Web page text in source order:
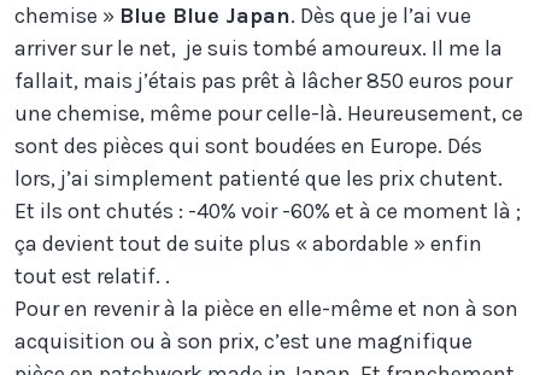
chemise » Blue Blue Japan. Dès que je l’ai vue
arriver sur le net, je suis tombé amoureux. Il me la
fallait, mais j’étais pas prêt à lâcher 850 euros pour
une chemise, même pour celle-là. Heureusement, ce
sont des pièces qui sont boudées en Europe. Dés
lors, j’ai simplement patienté que les prix chutent.
Et ils ont chutés : -40% voir -60% et à ce moment là ;
ça devient tout de suite plus « abordable » enfin
tout est relatif. .
Pour en revenir à la pièce en elle-même et non à son
acquisition ou à son prix, c’est une magnifique